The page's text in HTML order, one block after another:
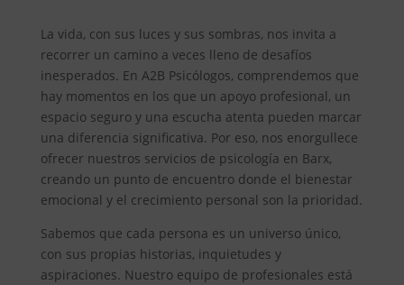
La vida, con sus luces y sus sombras, nos invita a
recorrer un camino a veces lleno de desafíos
inesperados. En A2B Psicólogos, comprendemos que
hay momentos en los que un apoyo profesional, un
espacio seguro y una escucha atenta pueden marcar
una diferencia significativa. Por eso, nos enorgullece
ofrecer nuestros servicios de psicología en Barx,
creando un punto de encuentro donde el bienestar
emocional y el crecimiento personal son la prioridad.
Sabemos que cada persona es un universo único,
con sus propias historias, inquietudes y
aspiraciones. Nuestro equipo de profesionales está